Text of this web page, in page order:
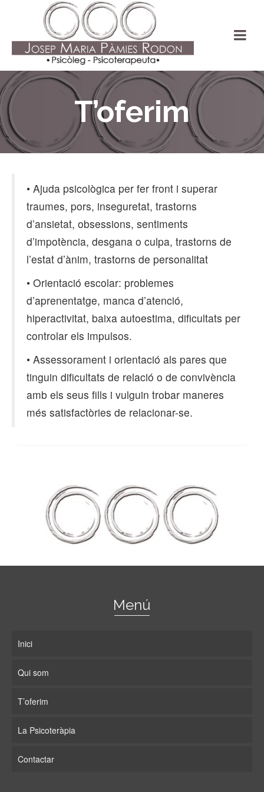
T’oferim
• Ajuda psicològica per fer front i superar
traumes, pors, inseguretat, trastorns
d’ansietat, obsessions, sentiments
d’impotència, desgana o culpa, trastorns de
l’estat d’ànim, trastorns de personalitat
• Orientació escolar: problemes
d’aprenentatge, manca d’atenció,
hiperactivitat, baixa autoestima, dificultats per
controlar els impulsos.
• Assessorament i orientació als pares que
tinguin dificultats de relació o de convivència
amb els seus fills i vulguin trobar maneres
més satisfactòries de relacionar-se.
Menú
Inici
Qui som
T’oferim
La Psicoteràpia
Contactar